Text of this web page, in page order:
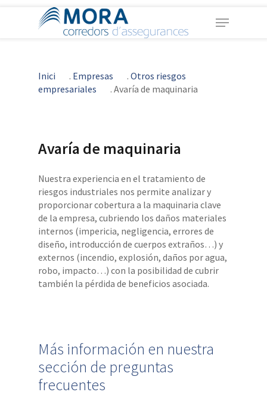
Menu
Inici . Empresas . Otros riesgos
empresariales
. Avaría de maquinaria
Avaría de maquinaria
Nuestra experiencia en el tratamiento de
riesgos industriales nos permite analizar y
proporcionar cobertura a la maquinaria clave
de la empresa, cubriendo los daños materiales
internos (impericia, negligencia, errores de
diseño, introducción de cuerpos extraños…) y
externos (incendio, explosión, daños por agua,
robo, impacto…) con la posibilidad de cubrir
también la pérdida de beneficios asociada.
Más información en nuestra
sección de preguntas
frecuentes